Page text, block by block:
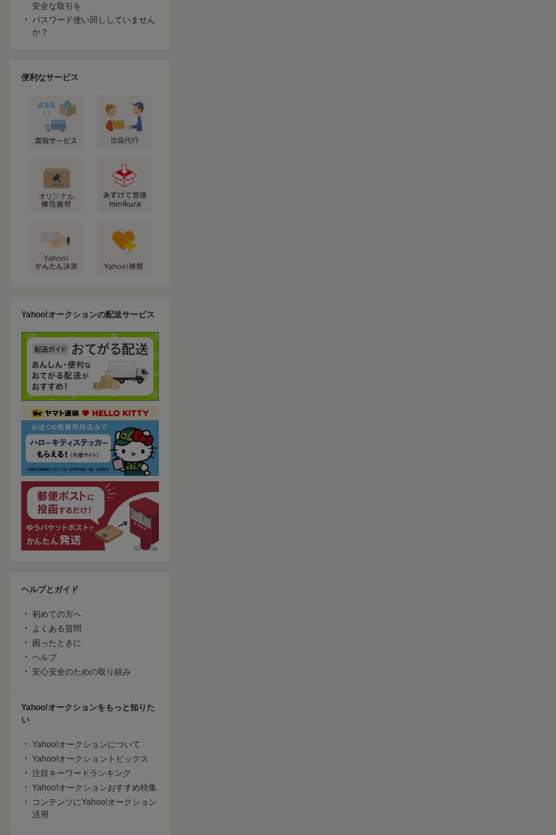
安全な取引を
パスワード使い回ししていません
か？
便利なサービス
Yahoo!オークションの配送サービス
ヘルプとガイド
初めての方へ
よくある質問
困ったときに
ヘルプ
安心安全のための取り組み
Yahoo!オークションをもっと知りた
い
Yahoo!オークションについて
Yahoo!オークショントピックス
注目キーワードランキング
Yahoo!オークションおすすめ特集
コンテンツにYahoo!オークション
活用